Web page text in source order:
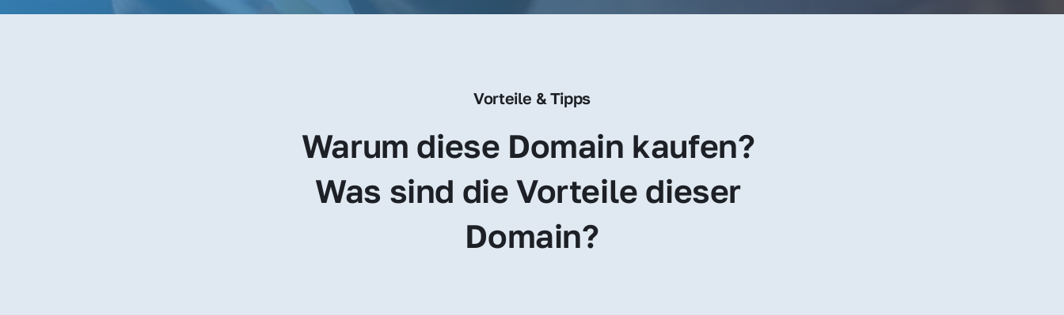
Vorteile & Tipps
Warum diese Domain kaufen?
Was sind die Vorteile dieser
Domain?